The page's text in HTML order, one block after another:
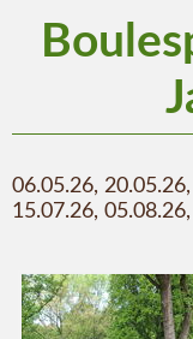
06.05.26,
15.07.26,